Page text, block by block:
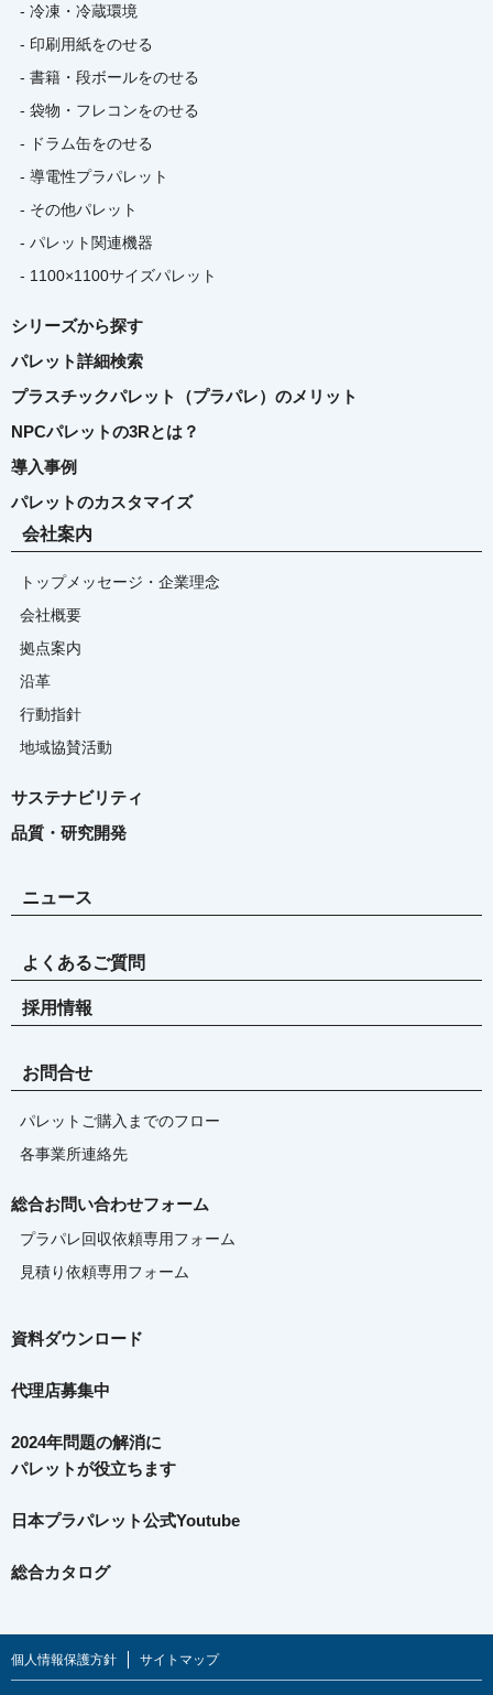
- 冷凍・冷蔵環境
- 印刷用紙をのせる
- 書籍・段ボールをのせる
- 袋物・フレコンをのせる
- ドラム缶をのせる
- 導電性プラパレット
- その他パレット
- パレット関連機器
- 1100×1100サイズパレット
シリーズから探す
パレット詳細検索
プラスチックパレット（プラパレ）のメリット
NPCパレットの3Rとは？
導入事例
パレットのカスタマイズ
会社案内
トップメッセージ・企業理念
会社概要
拠点案内
沿革
行動指針
地域協賛活動
サステナビリティ
品質・研究開発
ニュース
よくあるご質問
採用情報
お問合せ
パレットご購入までのフロー
各事業所連絡先
総合お問い合わせフォーム
プラパレ回収依頼専用フォーム
見積り依頼専用フォーム
資料ダウンロード
代理店募集中
2024年問題の解消に
パレットが役立ちます
日本プラパレット公式Youtube
総合カタログ
個人情報保護方針 サイトマップ